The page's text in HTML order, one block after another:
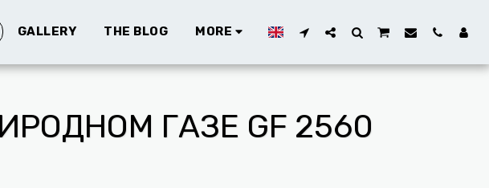
GALLERY THE BLOG MORE
ГАЗЕ GF 2560